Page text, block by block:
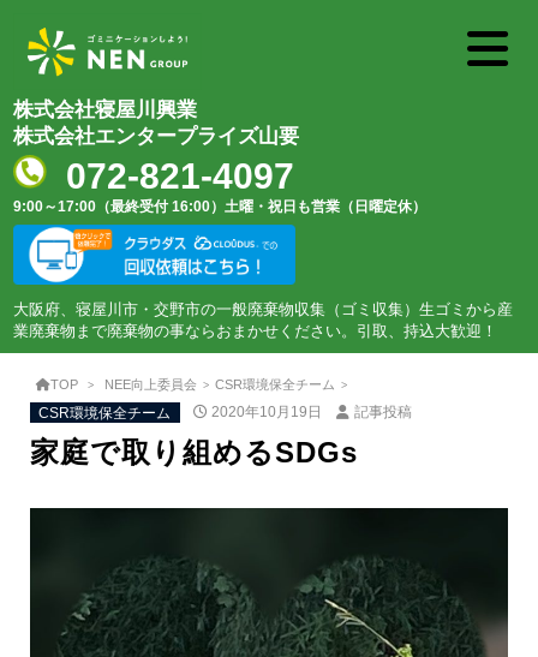
株式会社寝屋川興業
株式会社エンタープライズ山要
072-821-4097
9:00～17:00（最終受付 16:00） 土曜・祝日も営業（日曜定休）
大阪府、寝屋川市・交野市の一般廃棄物収集（ゴミ収集）生ゴミから産
業廃棄物まで廃棄物の事ならおまかせください。引取、持込大歓迎！
TOP NEE向上委員会 CSR環境保全チーム
CSR環境保全チーム 2020年10月19日 記事投稿
家庭で取り組めるSDGs